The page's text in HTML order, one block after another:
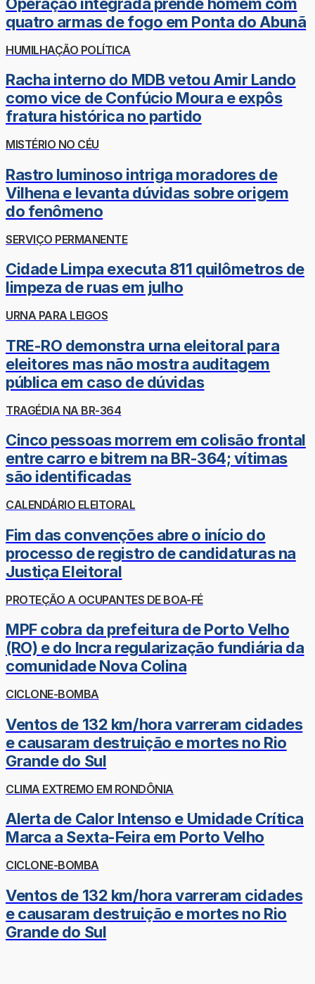
quatro armas de fogo em Ponta do Abunã
HUMILHAÇÃO POLÍTICA
Racha interno do MDB vetou Amir Lando
como vice de Confúcio Moura e expôs
fratura histórica no partido
MISTÉRIO NO CÉU
Rastro luminoso intriga moradores de
Vilhena e levanta dúvidas sobre origem
do fenômeno
SERVIÇO PERMANENTE
Cidade Limpa executa 811 quilômetros de
limpeza de ruas em julho
URNA PARA LEIGOS
TRE-RO demonstra urna eleitoral para
eleitores mas não mostra auditagem
pública em caso de dúvidas
TRAGÉDIA NA BR-364
Cinco pessoas morrem em colisão frontal
entre carro e bitrem na BR-364; vítimas
são identificadas
CALENDÁRIO ELEITORAL
Fim das convenções abre o início do
processo de registro de candidaturas na
Justiça Eleitoral
PROTEÇÃO A OCUPANTES DE BOA-FÉ
MPF cobra da prefeitura de Porto Velho
(RO) e do Incra regularização fundiária da
comunidade Nova Colina
CICLONE-BOMBA
Ventos de 132 km/hora varreram cidades
e causaram destruição e mortes no Rio
Grande do Sul
CLIMA EXTREMO EM RONDÔNIA
Alerta de Calor Intenso e Umidade Crítica
Marca a Sexta-Feira em Porto Velho
CICLONE-BOMBA
Ventos de 132 km/hora varreram cidades
e causaram destruição e mortes no Rio
Grande do Sul